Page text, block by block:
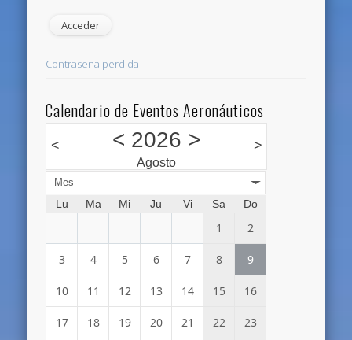
Contraseña perdida
Calendario de Eventos Aeronáuticos
< < 2026 >
Agosto
>
Mes
Lu Ma Mi Ju Vi Sa Do
1 2
3 4 5 6 7 8 9
10 11 12 13 14 15 16
17 18 19 20 21 22 23